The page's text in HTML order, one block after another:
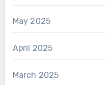
May 2025
April 2025
March 2025